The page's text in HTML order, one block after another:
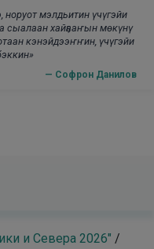
норуот мэлдьитин үчүгэйи
сыалаан хайҕааҥын мөкүнү
кэнэйдээҥҥин, үчүгэйи
— Софрон Данилов
и Севера 2026" /